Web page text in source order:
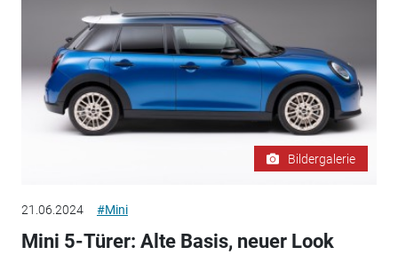
Bildergalerie
21.06.2024 #Mini
Mini 5-Türer: Alte Basis, neuer Look